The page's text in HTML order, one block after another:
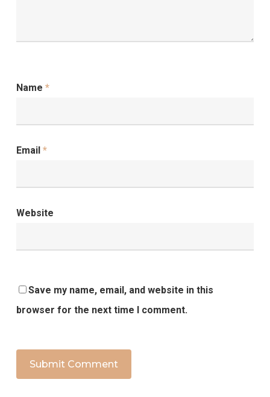
Name *
Email *
Website
Save my name, email, and website in this
browser for the next time I comment.